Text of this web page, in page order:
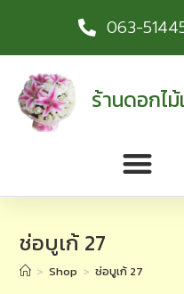
063-
ร้านดอกไ
ช่อบูเก้ 27
> Shop > ช่อบูเก้ 27